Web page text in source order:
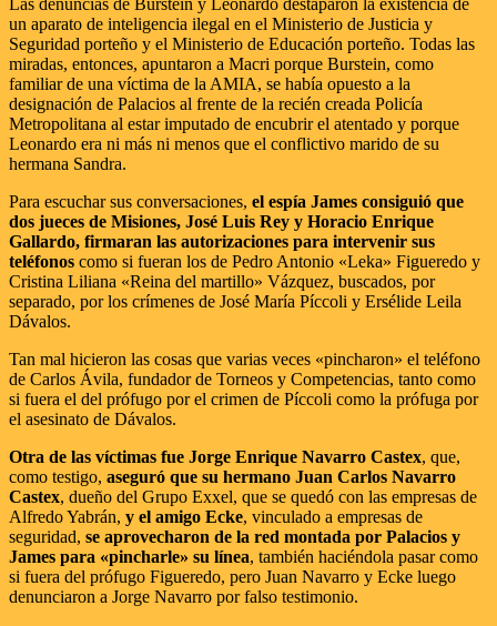
un aparato de inteligencia ilegal en el Ministerio de Justicia y
Seguridad porteño y el Ministerio de Educación porteño. Todas las
miradas, entonces, apuntaron a Macri porque Burstein, como
familiar de una víctima de la AMIA, se había opuesto a la
designación de Palacios al frente de la recién creada Policía
Metropolitana al estar imputado de encubrir el atentado y porque
Leonardo era ni más ni menos que el conflictivo marido de su
hermana Sandra.
Para escuchar sus conversaciones, el espía James consiguió que
dos jueces de Misiones, José Luis Rey y Horacio Enrique
Gallardo, firmaran las autorizaciones para intervenir sus
teléfonos como si fueran los de Pedro Antonio «Leka» Figueredo y
Cristina Liliana «Reina del martillo» Vázquez, buscados, por
separado, por los crímenes de José María Píccoli y Ersélide Leila
Dávalos.
Tan mal hicieron las cosas que varias veces «pincharon» el teléfono
de Carlos Ávila, fundador de Torneos y Competencias, tanto como
si fuera el del prófugo por el crimen de Píccoli como la prófuga por
el asesinato de Dávalos.
Otra de las víctimas fue Jorge Enrique Navarro Castex, que,
como testigo, aseguró que su hermano Juan Carlos Navarro
Castex, dueño del Grupo Exxel, que se quedó con las empresas de
Alfredo Yabrán, y el amigo Ecke, vinculado a empresas de
seguridad, se aprovecharon de la red montada por Palacios y
James para «pincharle» su línea, también haciéndola pasar como
si fuera del prófugo Figueredo, pero Juan Navarro y Ecke luego
denunciaron a Jorge Navarro por falso testimonio.